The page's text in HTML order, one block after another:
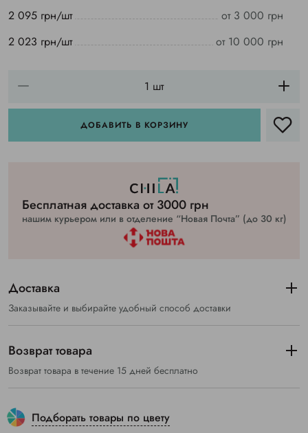
2 095 грн/шт
от 3 000 грн
2 023 грн/шт
от 10 000 грн
ДОБАВИТЬ В КОРЗИНУ
Бесплатная доставка от 3000 грн
нашим курьером или в отделение “Новая Почта” (до 30 кг)
Доставка
Заказывайте и выбирайте удобный способ доставки
Возврат товара
Возврат товара в течение 15 дней бесплатно
Подборать товары по цвету